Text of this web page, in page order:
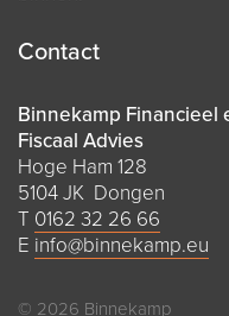
Contact
Binnekamp Financieel
Fiscaal Advies
Hoge Ham 128
5104 JK Dongen
T 0162 32 26 66
E info@binnekamp.eu
© 2026 Binnekamp